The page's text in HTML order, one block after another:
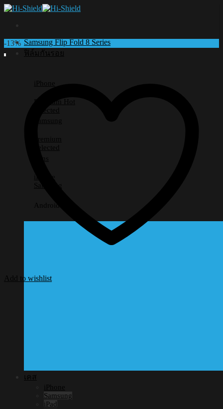
Skip
Samsung Flip Fold 8 Series
ฟิล์มกันรอย
iPhone
Premium
Selected
Samsung
Premium
Selected
Lens
iPhone
Samsung
Android อื่นๆ
เคส
iPhone
Samsung
iPad
-13%
Add to wishlist